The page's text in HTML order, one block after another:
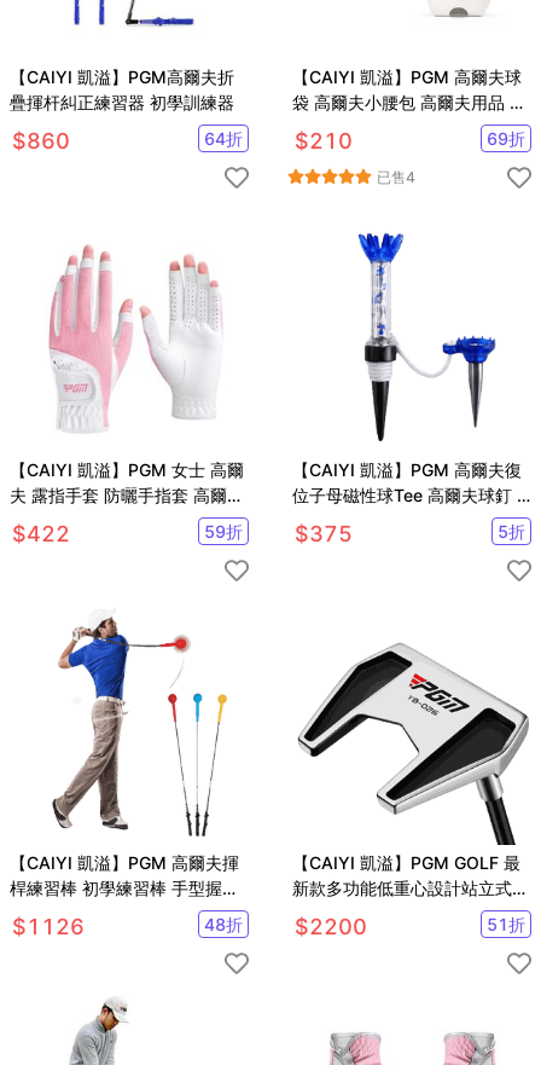
【CAIYI 凱溢】PGM高爾夫折
疊揮杆糾正練習器 初學訓練器
$860 64折
【CAIYI 凱溢】PGM 高爾夫球
袋 高爾夫小腰包 高爾夫用品 皮
革高爾夫球包
$210 69折
已售4
【CAIYI 凱溢】PGM 女士 高爾
夫 露指手套 防曬手指套 高爾夫
球手套
$422 59折
【CAIYI 凱溢】PGM 高爾夫復
位子母磁性球Tee 高爾夫球釘 5
支
$375 5折
【CAIYI 凱溢】PGM 高爾夫揮
桿練習棒 初學練習棒 手型握把
練習揮桿棒 高爾夫球桿 初學球
桿
$1126 48折
【CAIYI 凱溢】PGM GOLF 最
新款多功能低重心設計站立式高
爾夫推桿
$2200 51折